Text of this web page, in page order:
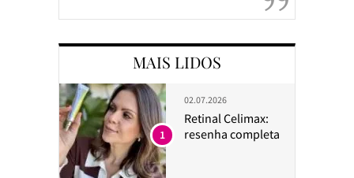
MAIS LIDOS
02.07.2026
Retinal Celimax:
resenha completa
1